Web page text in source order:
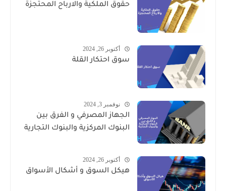
حقوق الملكية والارباح المحتجزة
أكتوبر 26, 2024
سوق احتكار القلة
نوفمبر 3, 2024
الجهاز المصرفي و الفرق بين
البنوك المركزية والبنوك التجارية
أكتوبر 26, 2024
هيكل السوق و أشكال الأسواق